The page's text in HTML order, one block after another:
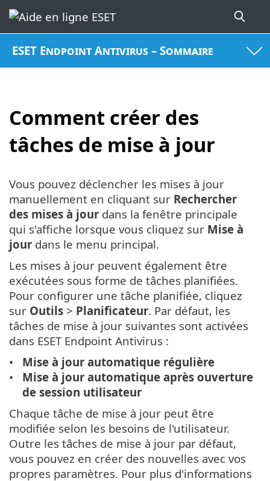
ESET Endpoint Antivirus – Sommaire
Comment créer des
tâches de mise à jour
Vous pouvez déclencher les mises à jour
manuellement en cliquant sur Rechercher
des mises à jour dans la fenêtre principale
qui s'affiche lorsque vous cliquez sur Mise à
jour dans le menu principal.
Les mises à jour peuvent également être
exécutées sous forme de tâches planifiées.
Pour configurer une tâche planifiée, cliquez
sur Outils > Planificateur. Par défaut, les
tâches de mise à jour suivantes sont activées
dans ESET Endpoint Antivirus :
Mise à jour automatique régulière
Mise à jour automatique après ouverture
de session utilisateur
Chaque tâche de mise à jour peut être
modifiée selon les besoins de l'utilisateur.
Outre les tâches de mise à jour par défaut,
vous pouvez en créer des nouvelles avec vos
propres paramètres. Pour plus d'informations